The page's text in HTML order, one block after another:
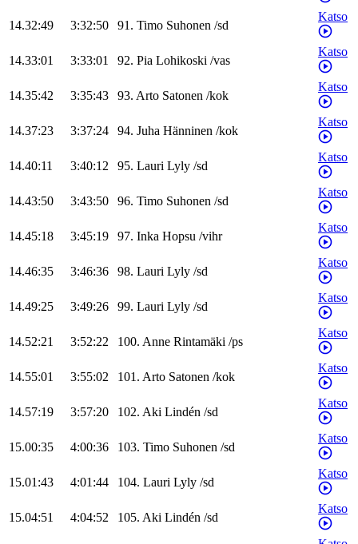
14.32:49 3:32:50 91. Timo Suhonen /sd
Katso
14.33:01 3:33:01 92. Pia Lohikoski /vas
Katso
14.35:42 3:35:43 93. Arto Satonen /kok
Katso
14.37:23 3:37:24 94. Juha Hänninen /kok
Katso
14.40:11 3:40:12 95. Lauri Lyly /sd
Katso
14.43:50 3:43:50 96. Timo Suhonen /sd
Katso
14.45:18 3:45:19 97. Inka Hopsu /vihr
Katso
14.46:35 3:46:36 98. Lauri Lyly /sd
Katso
14.49:25 3:49:26 99. Lauri Lyly /sd
Katso
14.52:21 3:52:22 100. Anne Rintamäki /ps
Katso
14.55:01 3:55:02 101. Arto Satonen /kok
Katso
14.57:19 3:57:20 102. Aki Lindén /sd
Katso
15.00:35 4:00:36 103. Timo Suhonen /sd
Katso
15.01:43 4:01:44 104. Lauri Lyly /sd
Katso
15.04:51 4:04:52 105. Aki Lindén /sd
Katso